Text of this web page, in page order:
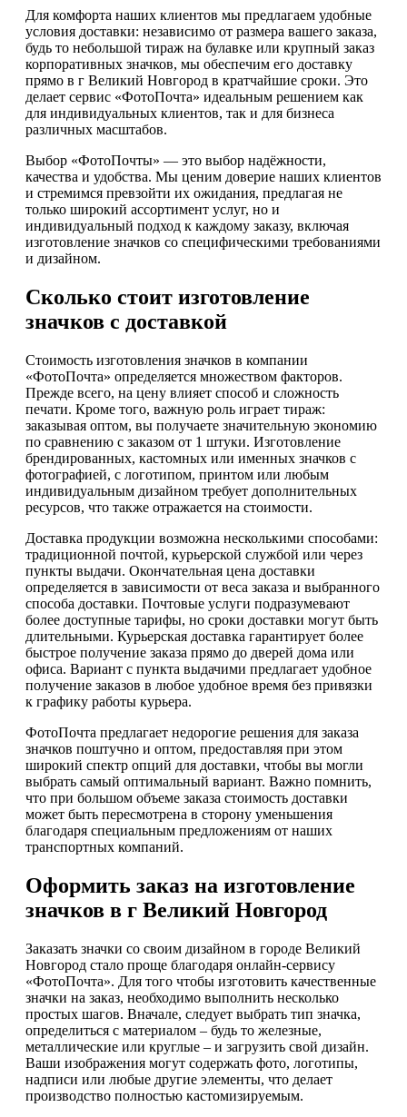
Для комфорта наших клиентов мы предлагаем удобные
условия доставки: независимо от размера вашего заказа,
будь то небольшой тираж на булавке или крупный заказ
корпоративных значков, мы обеспечим его доставку
прямо в г Великий Новгород в кратчайшие сроки. Это
делает сервис «ФотоПочта» идеальным решением как
для индивидуальных клиентов, так и для бизнеса
различных масштабов.
Выбор «ФотоПочты» — это выбор надёжности,
качества и удобства. Мы ценим доверие наших клиентов
и стремимся превзойти их ожидания, предлагая не
только широкий ассортимент услуг, но и
индивидуальный подход к каждому заказу, включая
изготовление значков со специфическими требованиями
и дизайном.
Сколько стоит изготовление
значков с доставкой
Стоимость изготовления значков в компании
«ФотоПочта» определяется множеством факторов.
Прежде всего, на цену влияет способ и сложность
печати. Кроме того, важную роль играет тираж:
заказывая оптом, вы получаете значительную экономию
по сравнению с заказом от 1 штуки. Изготовление
брендированных, кастомных или именных значков с
фотографией, с логотипом, принтом или любым
индивидуальным дизайном требует дополнительных
ресурсов, что также отражается на стоимости.
Доставка продукции возможна несколькими способами:
традиционной почтой, курьерской службой или через
пункты выдачи. Окончательная цена доставки
определяется в зависимости от веса заказа и выбранного
способа доставки. Почтовые услуги подразумевают
более доступные тарифы, но сроки доставки могут быть
длительными. Курьерская доставка гарантирует более
быстрое получение заказа прямо до дверей дома или
офиса. Вариант с пункта выдачими предлагает удобное
получение заказов в любое удобное время без привязки
к графику работы курьера.
ФотоПочта предлагает недорогие решения для заказа
значков поштучно и оптом, предоставляя при этом
широкий спектр опций для доставки, чтобы вы могли
выбрать самый оптимальный вариант. Важно помнить,
что при большом объеме заказа стоимость доставки
может быть пересмотрена в сторону уменьшения
благодаря специальным предложениям от наших
транспортных компаний.
Оформить заказ на изготовление
значков в г Великий Новгород
Заказать значки со своим дизайном в городе Великий
Новгород стало проще благодаря онлайн-сервису
«ФотоПочта». Для того чтобы изготовить качественные
значки на заказ, необходимо выполнить несколько
простых шагов. Вначале, следует выбрать тип значка,
определиться с материалом – будь то железные,
металлические или круглые – и загрузить свой дизайн.
Ваши изображения могут содержать фото, логотипы,
надписи или любые другие элементы, что делает
производство полностью кастомизируемым.